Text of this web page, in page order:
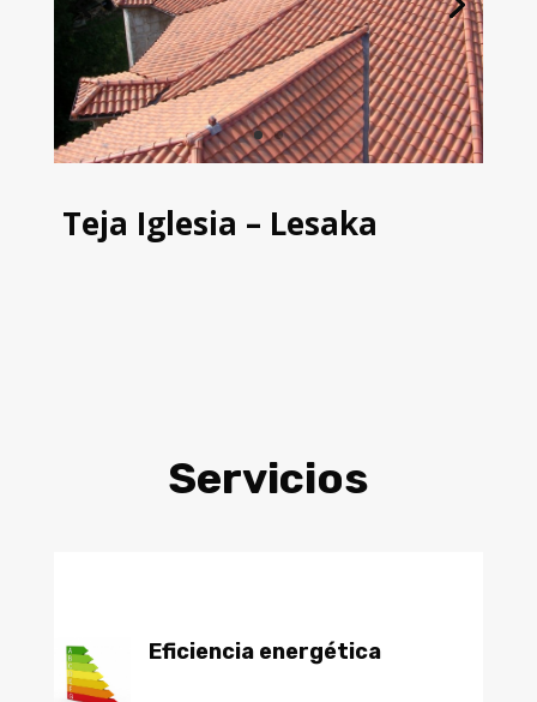
Teja Iglesia – Lesaka
Servicios
Eficiencia energética